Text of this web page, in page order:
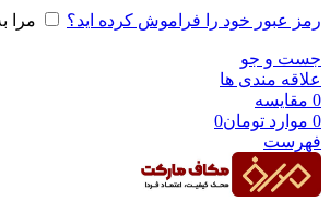
رمز عبور خود را فراموش کرده اید؟ مرا
جست و جو
علاقه مندی ها
0 مقایسه
0 موارد تومان0
فهرست